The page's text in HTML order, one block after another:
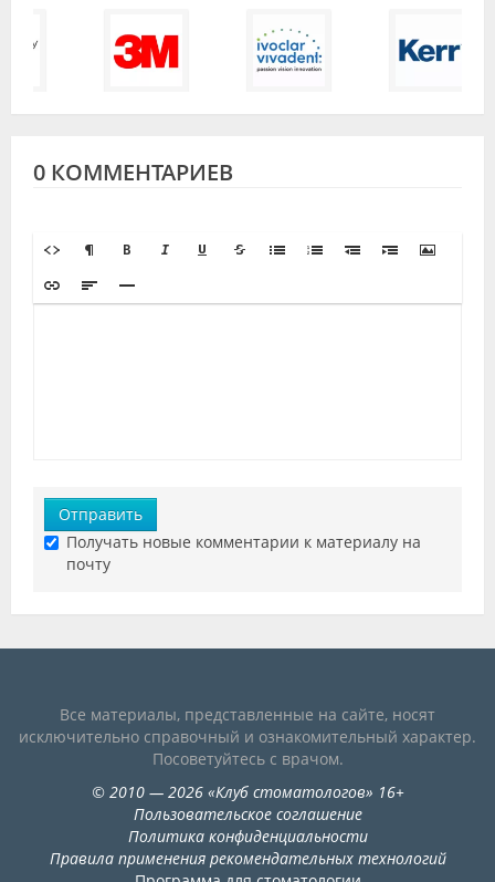
0 КОММЕНТАРИЕВ
Отправить
Получать новые комментарии к материалу на
почту
Все материалы, представленные на сайте, носят
исключительно справочный и ознакомительный характер.
Посоветуйтесь с врачом.
© 2010— 2026«Клуб стоматологов» 16+
Пользовательское соглашение
Политика конфиденциальности
Правила применения рекомендательных технологий